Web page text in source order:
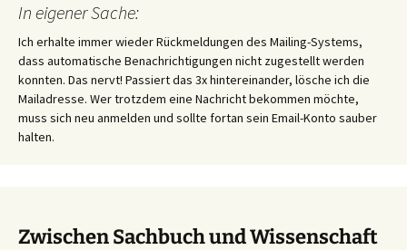
In eigener Sache:
Ich erhalte immer wieder Rückmeldungen des Mailing-Systems,
dass automatische Benachrichtigungen nicht zugestellt werden
konnten. Das nervt! Passiert das 3x hintereinander, lösche ich die
Mailadresse. Wer trotzdem eine Nachricht bekommen möchte,
muss sich neu anmelden und sollte fortan sein Email-Konto sauber
halten.
Zwischen Sachbuch und Wissenschaft